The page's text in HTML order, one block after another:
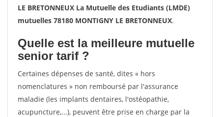
LE BRETONNEUX La Mutuelle des Etudiants (LMDE)
mutuelles 78180 MONTIGNY LE BRETONNEUX.
Quelle est la meilleure mutuelle
senior tarif ?
Certaines dépenses de santé, dites « hors
nomenclatures » non remboursé par l'assurance
maladie (les implants dentaires, l'ostéopathie,
acupuncture,...), peuvent être prise en charge par la